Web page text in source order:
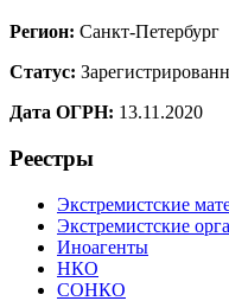
Регион: Санкт-Петербург
Статус:
Дата ОГРН: 13.11.2020
Реестры
Экстремистские
Экстремистские
Иноагенты
НКО
СОНКО